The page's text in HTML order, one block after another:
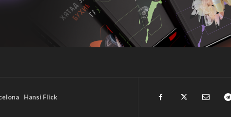
Hansi Flick